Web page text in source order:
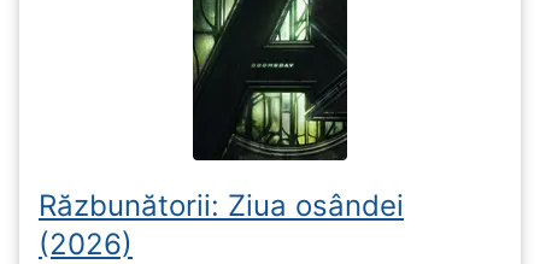
Răzbunătorii: Ziua osândei
(2026)